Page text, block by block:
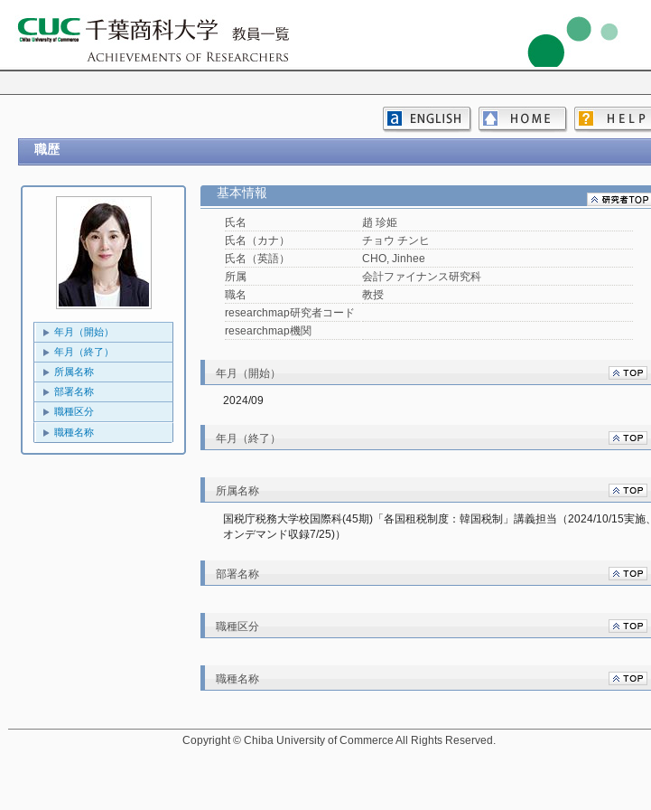
職歴
年月（開始）
年月（終了）
所属名称
部署名称
職種区分
職種名称
基本情報
氏名
趙 珍姫
氏名（カナ）
チョウ チンヒ
氏名（英語）
CHO, Jinhee
所属
会計ファイナンス研究科
職名
教授
researchmap研究者コード
researchmap機関
年月（開始）
2024/09
年月（終了）
所属名称
国税庁税務大学校国際科(45期)「各国租税制度：韓国税制」講義担当（2024/10/15実施、
オンデマンド収録7/25)）
部署名称
職種区分
職種名称